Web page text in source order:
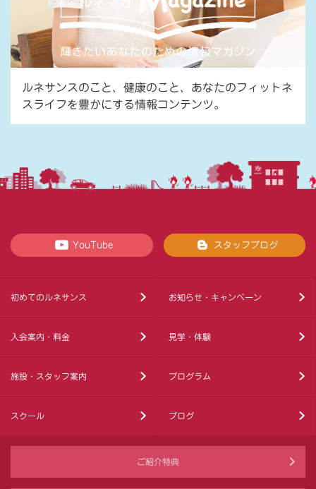
ルネサンスのこと、健康のこと、あなたのフィットネ
スライフを豊かにする情報コンテンツ。
YouTube スタッフブログ
初めてのルネサンス お知らせ・キャンペーン
入会案内・料金 見学・体験
施設・スタッフ案内 プログラム
スクール ブログ
ご紹介特典